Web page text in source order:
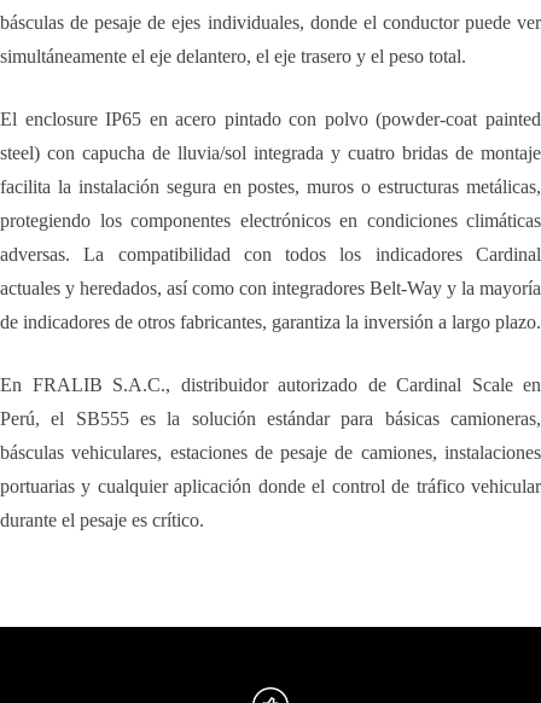
básculas de pesaje de ejes individuales, donde el conductor puede ver
simultáneamente el eje delantero, el eje trasero y el peso total.
El enclosure IP65 en acero pintado con polvo (powder-coat painted
steel) con capucha de lluvia/sol integrada y cuatro bridas de montaje
facilita la instalación segura en postes, muros o estructuras metálicas,
protegiendo los componentes electrónicos en condiciones climáticas
adversas. La compatibilidad con todos los indicadores Cardinal
actuales y heredados, así como con integradores Belt-Way y la mayoría
de indicadores de otros fabricantes, garantiza la inversión a largo plazo.
En FRALIB S.A.C., distribuidor autorizado de Cardinal Scale en
Perú, el SB555 es la solución estándar para básicas camioneras,
básculas vehiculares, estaciones de pesaje de camiones, instalaciones
portuarias y cualquier aplicación donde el control de tráfico vehicular
durante el pesaje es crítico.